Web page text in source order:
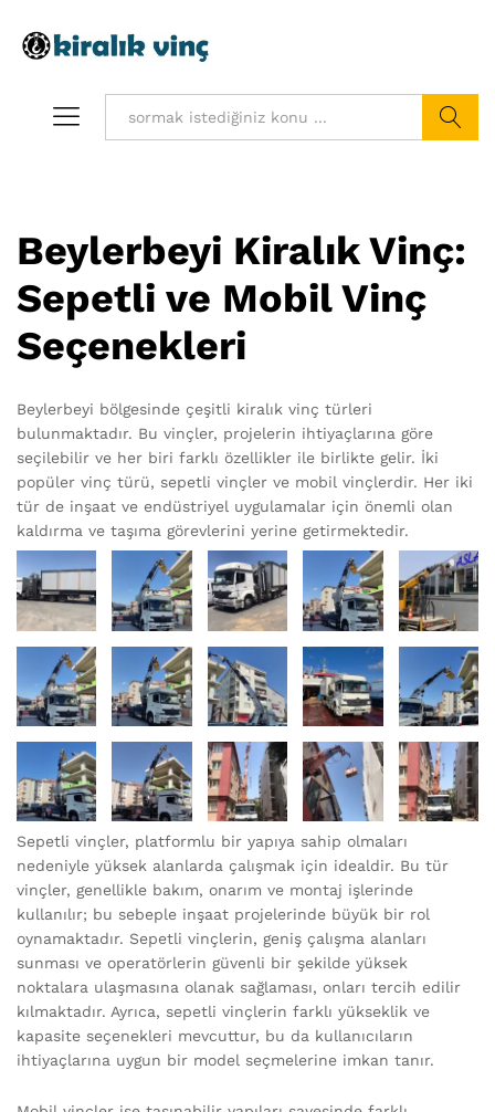
Beylerbeyi Kiralık Vinç:
Sepetli ve Mobil Vinç
Seçenekleri
Beylerbeyi bölgesinde çeşitli kiralık vinç türleri
bulunmaktadır. Bu vinçler, projelerin ihtiyaçlarına göre
seçilebilir ve her biri farklı özellikler ile birlikte gelir. İki
popüler vinç türü, sepetli vinçler ve mobil vinçlerdir. Her iki
tür de inşaat ve endüstriyel uygulamalar için önemli olan
kaldırma ve taşıma görevlerini yerine getirmektedir.
Sepetli vinçler, platformlu bir yapıya sahip olmaları
nedeniyle yüksek alanlarda çalışmak için idealdir. Bu tür
vinçler, genellikle bakım, onarım ve montaj işlerinde
kullanılır; bu sebeple inşaat projelerinde büyük bir rol
oynamaktadır. Sepetli vinçlerin, geniş çalışma alanları
sunması ve operatörlerin güvenli bir şekilde yüksek
noktalara ulaşmasına olanak sağlaması, onları tercih edilir
kılmaktadır. Ayrıca, sepetli vinçlerin farklı yükseklik ve
kapasite seçenekleri mevcuttur, bu da kullanıcıların
ihtiyaçlarına uygun bir model seçmelerine imkan tanır.